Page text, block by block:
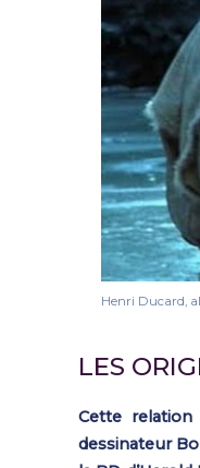
Henri Ducard,
LES
Cette
dessinateur